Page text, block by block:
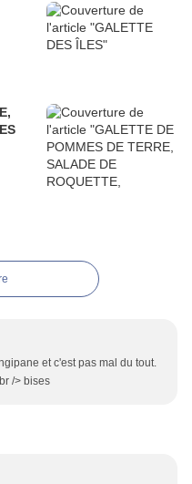
et c'est pas mal du tout.
/> bises